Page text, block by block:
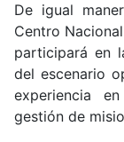
De igual
Centro
participará en
del escenario
experiencia
gestión de